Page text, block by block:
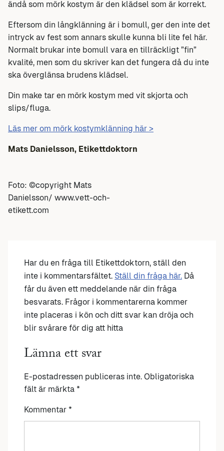
ändå som mörk kostym är den klädsel som är korrekt.
Eftersom din långklänning är i bomull, ger den inte det
intryck av fest som annars skulle kunna bli lite fel här.
Normalt brukar inte bomull vara en tillräckligt ”fin”
kvalité, men som du skriver kan det fungera då du inte
ska överglänsa brudens klädsel.
Din make tar en mörk kostym med vit skjorta och
slips/fluga.
Läs mer om mörk kostymklänning här >
Mats Danielsson, Etikettdoktorn
Foto: ©copyright Mats
Danielsson/ www.vett-och-
etikett.com
Har du en fråga till Etikettdoktorn, ställ den
inte i kommentarsfältet. Ställ din fråga här. Då
får du även ett meddelande när din fråga
besvarats. Frågor i kommentarerna kommer
inte placeras i kön och ditt svar kan dröja och
blir svårare för dig att hitta
Lämna ett svar
E-postadressen publiceras inte. Obligatoriska
fält är märkta *
Kommentar *